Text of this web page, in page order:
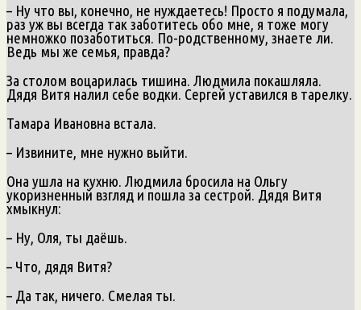
– Ну что вы, конечно, не нуждаетесь! Просто я подумала,
раз уж вы всегда так заботитесь обо мне, я тоже могу
немножко позаботиться. По-родственному, знаете ли.
Ведь мы же семья, правда?
За столом воцарилась тишина. Людмила покашляла.
Дядя Витя налил себе водки. Сергей уставился в тарелку.
Тамара Ивановна встала.
– Извините, мне нужно выйти.
Она ушла на кухню. Людмила бросила на Ольгу
укоризненный взгляд и пошла за сестрой. Дядя Витя
хмыкнул:
– Ну, Оля, ты даёшь.
– Что, дядя Витя?
– Да так, ничего. Смелая ты.